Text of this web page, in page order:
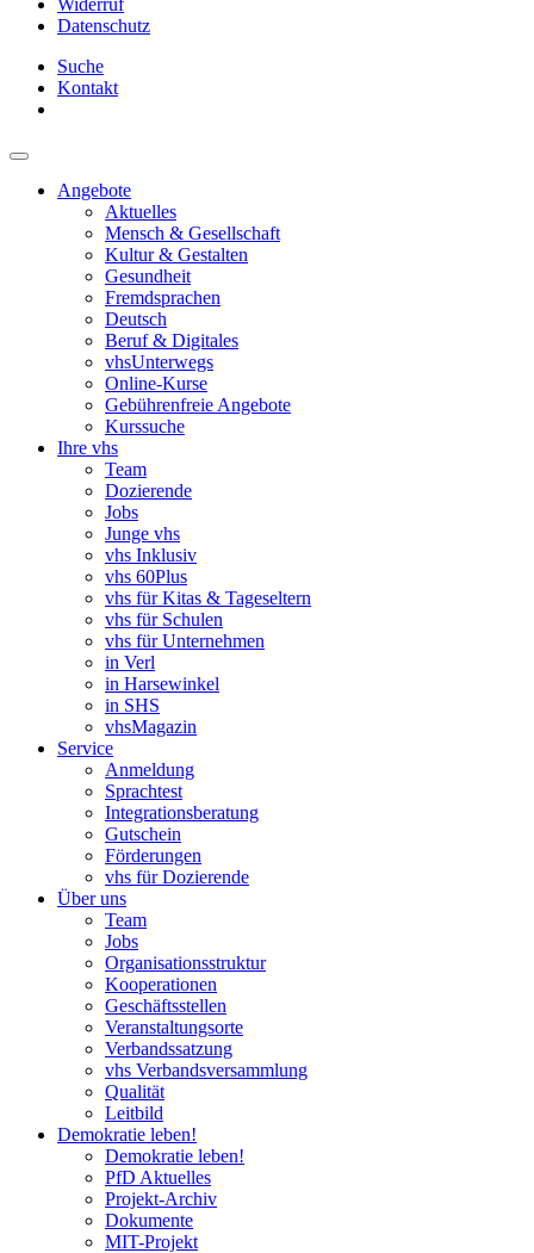
Widerruf
Datenschutz
Suche
Kontakt
Angebote
Aktuelles
Mensch & Gesellschaft
Kultur & Gestalten
Gesundheit
Fremdsprachen
Deutsch
Beruf & Digitales
vhsUnterwegs
Online-Kurse
Gebührenfreie Angebote
Kurssuche
Ihre vhs
Team
Dozierende
Jobs
Junge vhs
vhs Inklusiv
vhs 60Plus
vhs für Kitas & Tageseltern
vhs für Schulen
vhs für Unternehmen
in Verl
in Harsewinkel
in SHS
vhsMagazin
Service
Anmeldung
Sprachtest
Integrationsberatung
Gutschein
Förderungen
vhs für Dozierende
Über uns
Team
Jobs
Organisationsstruktur
Kooperationen
Geschäftsstellen
Veranstaltungsorte
Verbandssatzung
vhs Verbandsversammlung
Qualität
Leitbild
Demokratie leben!
Demokratie leben!
PfD Aktuelles
Projekt-Archiv
Dokumente
MIT-Projekt